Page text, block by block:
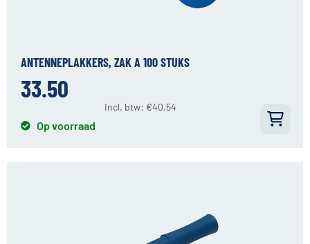
ANTENNEPLAKKERS, ZAK A 100 STUKS
33.50
Incl. btw: €40.54
Op voorraad